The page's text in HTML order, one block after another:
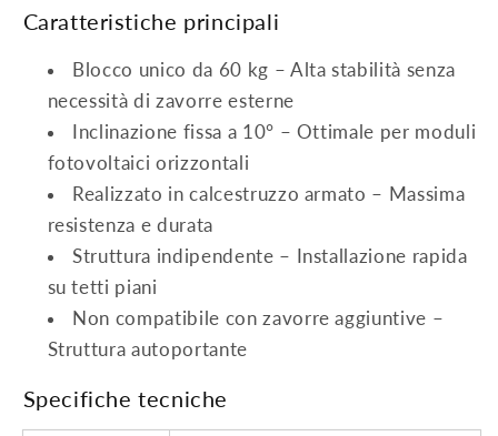
Caratteristiche principali
Blocco unico da 60 kg – Alta stabilità senza
necessità di zavorre esterne
Inclinazione fissa a 10° – Ottimale per moduli
fotovoltaici orizzontali
Realizzato in calcestruzzo armato – Massima
resistenza e durata
Struttura indipendente – Installazione rapida
su tetti piani
Non compatibile con zavorre aggiuntive –
Struttura autoportante
Specifiche tecniche